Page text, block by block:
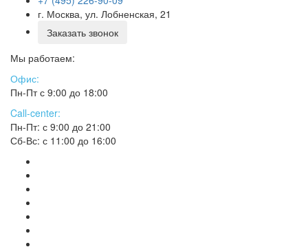
г. Москва, ул. Лобненская, 21
Заказать звонок
Мы работаем:
Офис:
Пн-Пт с 9:00 до 18:00
Call-center:
Пн-Пт: с 9:00 до 21:00
Сб-Вс: с 11:00 до 16:00